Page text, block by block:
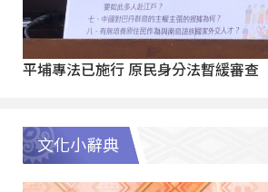
平埔專法已施行 原民身分法暫緩審查
文化小辭典